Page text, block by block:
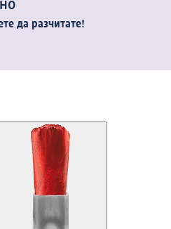
да разчитате!